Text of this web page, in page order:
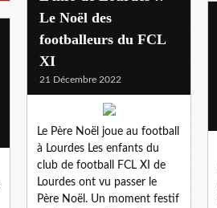
Le Noël des
footballeurs du FCL
XI
21 Décembre 2022
Le Père Noël joue au football
à Lourdes Les enfants du
club de football FCL XI de
Lourdes ont vu passer le
Père Noël. Un moment festif